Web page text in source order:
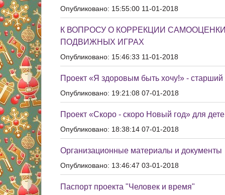
Опубликовано: 15:55:00 11-01-2018
К ВОПРОСУ О КОРРЕКЦИИ
ПОДВИЖНЫХ ИГРАХ
Опубликовано: 15:46:33 11-01-2018
Проект «Я здоровым быть хочу!» -
Опубликовано: 19:21:08 07-01-2018
Проект «Скоро - скоро Новый год» для
Опубликовано: 18:38:14 07-01-2018
Организационные материалы и документы
Опубликовано: 13:46:47 03-01-2018
Паспорт проекта "Человек и время"